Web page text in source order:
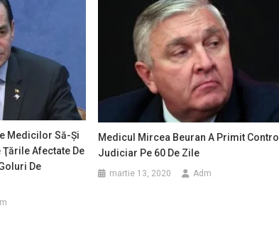
Medicilor Să-Şi
Ţările Afectate De
De
Medicul Mircea Beuran A Primit Control
Judiciar Pe 60 De Zile
martie 13, 2020 Adm